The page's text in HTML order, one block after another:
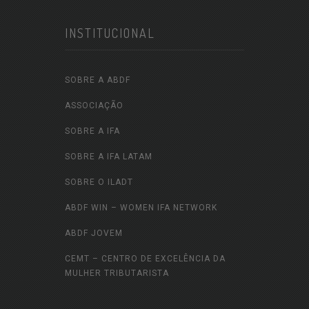
INSTITUCIONAL
SOBRE A ABDF
ASSOCIAÇÃO
SOBRE A IFA
SOBRE A IFA LATAM
SOBRE O ILADT
ABDF WIN – WOMEN IFA NETWORK
ABDF JOVEM
CEMT – CENTRO DE EXCELÊNCIA DA
MULHER TRIBUTARISTA